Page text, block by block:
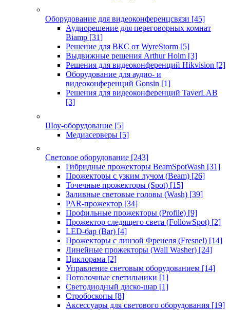
Оборудование для видеоконференцсвязи [45]
Аудиорешение для переговорных комнат
Biamp [31]
Решение для ВКС от WyreStorm [5]
Выдвижные решения Arthur Holm [3]
Решения для видеоконференций Hikvision [2]
Оборудование для аудио- и
видеоконференций Gonsin [1]
Решения для видеоконференций TaverLAB
[3]
Шоу-оборудование [5]
Медиасерверы [5]
Световое оборудование [243]
Гибридные прожекторы BeamSpotWash [31]
Прожекторы с узким лучом (Beam) [26]
Точечные прожекторы (Spot) [15]
Заливные световые головы (Wash) [39]
PAR-прожектор [34]
Профильные прожекторы (Profile) [9]
Прожектор следящего света (FollowSpot) [2]
LED-бар (Bar) [4]
Прожекторы с линзой Френеля (Fresnel) [14]
Линейные прожекторы (Wall Washer) [24]
Циклорама [2]
Управление световым оборудованием [14]
Потолочные светильники [1]
Светодиодный диско-шар [1]
Стробоскопы [8]
Аксессуары для светового оборудования [19]